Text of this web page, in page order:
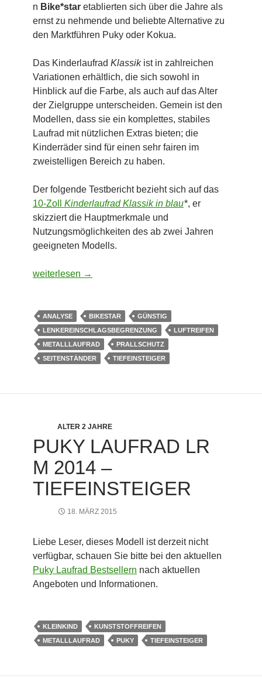
n Bike*star etablierten sich über die Jahre als
ernst zu nehmende und beliebte Alternative zu
den Marktführen Puky oder Kokua.
Das Kinderlaufrad Klassik ist in zahlreichen
Variationen erhältlich, die sich sowohl in
Hinblick auf die Farbe, als auch auf das Alter
der Zielgruppe unterscheiden. Gemein ist den
Modellen, dass sie ein komplettes, stabiles
Laufrad mit nützlichen Extras bieten; die
Kinderräder sind für einen sehr fairen im
zweistelligen Bereich zu haben.
Der folgende Testbericht bezieht sich auf das
10-Zoll Kinderlaufrad Klassik in blau*, er
skizziert die Hauptmerkmale und
Nutzungsmöglichkeiten des ab zwei Jahren
geeigneten Modells.
bike*star (10 Zoll) Kinder-Laufrad Klassik
weiterlesen →
ANALYSE BIKESTAR
GÜNSTIG
LENKEREINSCHLAGSBEGRENZUNG
LUFTREIFEN
METALLLAUFRAD
PRALLSCHUTZ
SEITENSTÄNDER
TIEFEINSTEIGER
ALTER 2 JAHRE
PUKY LAUFRAD LR
M 2014 –
TIEFEINSTEIGER
18. MÄRZ 2015
Liebe Leser, dieses Modell ist derzeit nicht
verfügbar, schauen Sie bitte bei den aktuellen
Puky Laufrad Bestsellern nach aktuellen
Angeboten und Informationen.
KLEINKIND
KUNSTSTOFFREIFEN
METALLLAUFRAD
PUKY TIEFEINSTEIGER